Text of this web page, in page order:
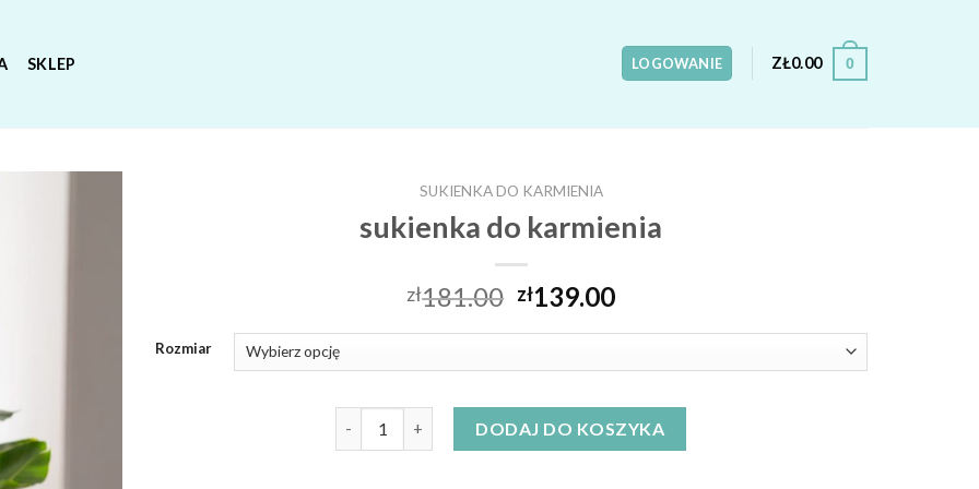
SKLEP LOGOWANIE ZŁ0.00 0
SUKIENKA DO KARMIENIA
sukienka do karmienia
zł181.00 zł139.00
Rozmiar
DODAJ DO KOSZYKA